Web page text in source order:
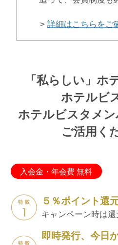
> 詳細はこちらをご
「私らしい」ホ
ホテルビ
ホテルビスタメ
ご活用く
入会金・年会費 無料
５％ポイント還
キャンペーン時は還
即時発行、今日